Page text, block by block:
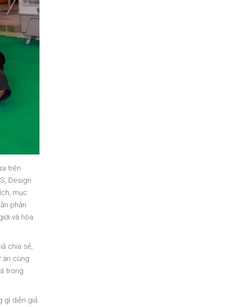
trên
Design
mục
phân
và hòa
chia sẻ,
án cùng
trong
gì diễn giả